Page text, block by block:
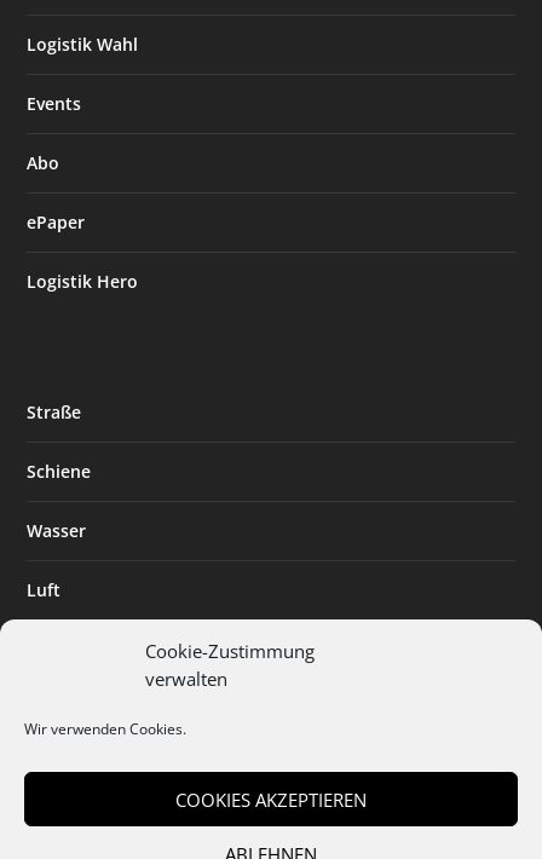
Cookie-Zustimmung
verwalten
Wir verwenden Cookies.
COOKIES AKZEPTIEREN
ABLEHNEN
Logistik Wahl
Events
Abo
ePaper
Logistik Hero
Straße
Schiene
Wasser
Luft
Digitalisierung